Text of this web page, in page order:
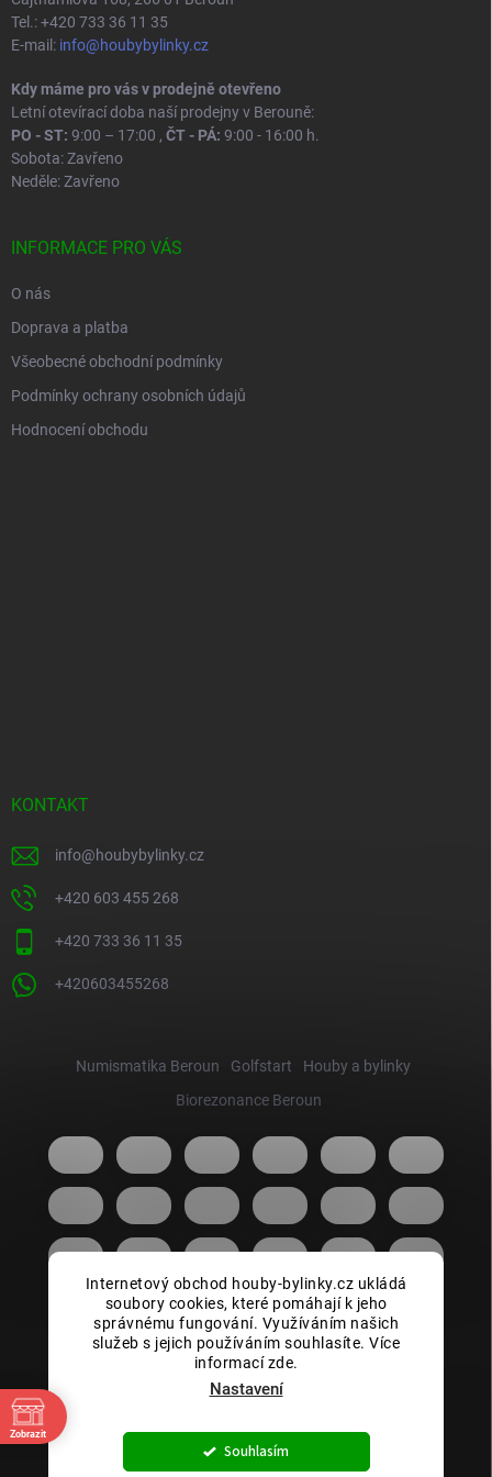
Internetový obchod houby-bylinky.cz ukládá
soubory cookies, které pomáhají k jeho
správnému fungování. Využíváním našich
služeb s jejich používáním souhlasíte. Více
informací zde.
Nastavení
Souhlasím
Tel.: +420 733 36 11 35
E-mail: info@houbybylinky.cz
Kdy máme pro vás v prodejně otevřeno
Letní otevírací doba naší prodejny v Berouně:
PO - ST: 9:00 – 17:00 , ČT - PÁ: 9:00 - 16:00 h.
Sobota: Zavřeno
Neděle: Zavřeno
INFORMACE PRO VÁS
O nás
Doprava a platba
Všeobecné obchodní podmínky
Podmínky ochrany osobních údajů
Hodnocení obchodu
KONTAKT
info@houbybylinky.cz
+420 603 455 268
+420 733 36 11 35
+420603455268
Numismatika Beroun Golfstart
Houby a bylinky
Biorezonance Beroun
Vytvořil Shoptet
Copyright 2026 . Všechna práva vyhrazena.
Zobrazit